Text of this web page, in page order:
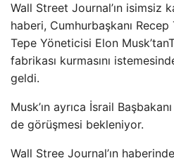
Wall Street Journal’ın isimsiz
haberi, Cumhurbaşkanı Recep
Tepe Yöneticisi Elon
fabrikası kurmasını
geldi.
Musk’ın ayrıca İsrail
de görüşmesi bekleniyor.
Wall Stree Journal’ın